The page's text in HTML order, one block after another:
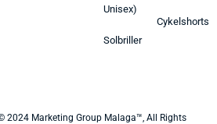
Unisex)
Solbriller
Cykelshorts
2024 Marketing Group Malaga™, All Rights